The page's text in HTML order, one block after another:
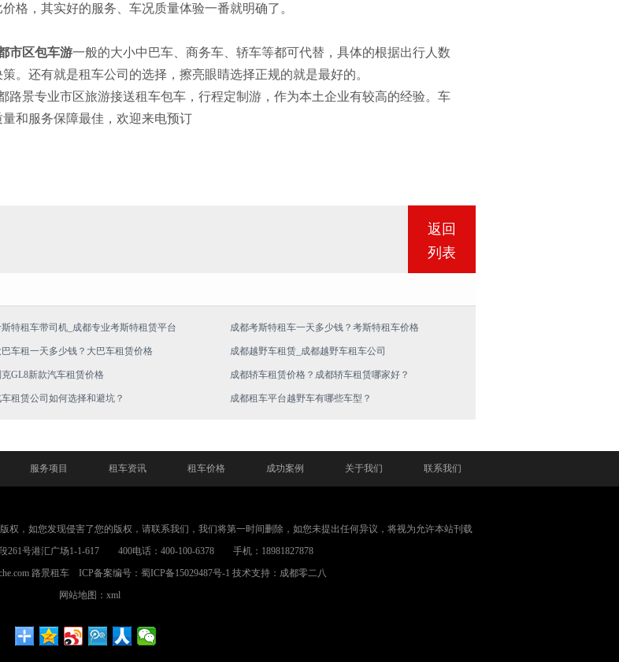
价格，其实好的服务、车况质量体验一番就明确了。
市区包车游一般的大小中巴车、商务车、轿车等都可代替，具体的根据出行人数
策。还有就是租车公司的选择，擦亮眼睛选择正规的就是最好的。
路景专业市区旅游接送租车包车，行程定制游，作为本土企业有较高的经验。车
量和服务保障最佳，欢迎来电预订
返回
列表
特租车带司机_成都专业考斯特租赁平台 成都考斯特租车一天多少钱？考斯特租车价格
巴车租一天多少钱？大巴车租赁价格 成都越野车租赁_成都越野车租车公司
GL8新款汽车租赁价格 成都轿车租赁价格？成都轿车租赁哪家好？
租赁公司如何选择和避坑？ 成都租车平台越野车有哪些车型？
服务项目 租车资讯 租车价格 成功案例 关于我们 联系我们
权，如您发现侵害了您的版权，请联系我们，我们将第一时间删除，如您未提出任何异议，将视为允许本站刊载
261号港汇广场1-1-617 400电话：400-100-6378 手机：18981827878
路景租车 ICP备案编号： 蜀ICP备15029487号-1 技术支持：成都零二八
网站地图：xml